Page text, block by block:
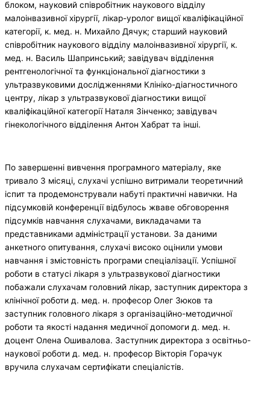
блоком, науковий співробітник наукового відділу
малоінвазивної хірургії, лікар-уролог вищої кваліфікаційної
категорії, к. мед. н. Михайло Дячук; старший науковий
співробітник наукового відділу малоінвазивної хірургії, к.
мед. н. Василь Шапринський; завідувач відділення
рентгенологічної та функціональної діагностики з
ультразвуковими дослідженнями Клініко-діагностичного
центру, лікар з ультразвукової діагностики вищої
кваліфікаційної категорії Наталя Зінченко; завідувач
гінекологічного відділення Антон Хабрат та інші.
По завершенні вивчення програмного матеріалу, яке
тривало 3 місяці, слухачі успішно витримали теоретичний
іспит та продемонстрували набуті практичні навички. На
підсумковій конференції відбулось жваве обговорення
підсумків навчання слухачами, викладачами та
представниками адміністрації установи. За даними
анкетного опитування, слухачі високо оцінили умови
навчання і змістовність програми спеціалізації. Успішної
роботи в статусі лікаря з ультразвукової діагностики
побажали слухачам головний лікар, заступник директора з
клінічної роботи д. мед. н. професор Олег Зюков та
заступник головного лікаря з організаційно-методичної
роботи та якості надання медичної допомоги д. мед. н.
доцент Олена Ошивалова. Заступник директора з освітньо-
наукової роботи д. мед. н. професор Вікторія Горачук
вручила слухачам сертифікати спеціалістів.